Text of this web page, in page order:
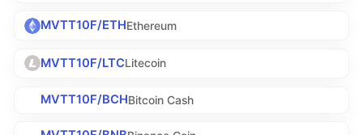
MVTT10F/ETHEthereum
MVTT10F/LTCLitecoin
MVTT10F/BCHBitcoin Cash